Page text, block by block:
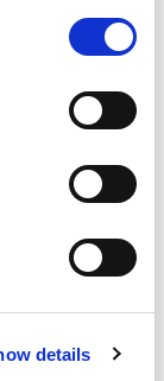
details